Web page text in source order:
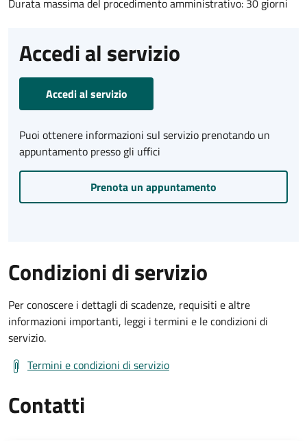
Accedi al servizio
Accedi al servizio
Puoi ottenere informazioni sul servizio prenotando un
appuntamento presso gli uffici
Prenota un appuntamento
Condizioni di servizio
Per conoscere i dettagli di scadenze, requisiti e altre
informazioni importanti, leggi i termini e le condizioni di
servizio.
Termini e condizioni di servizio
Contatti